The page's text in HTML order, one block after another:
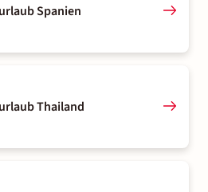
Spanien
Thailand